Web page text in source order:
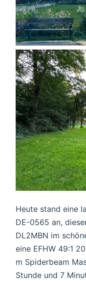
Heute stand eine
DE-0565 an,
DL2MBN im
eine EFHW 49:1
m Spiderbeam
Stunde und 7